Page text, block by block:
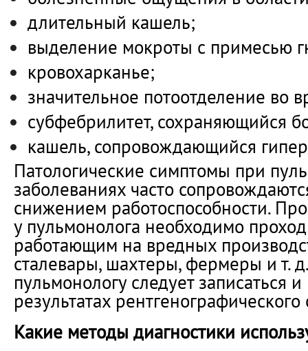
длительный кашель;
выделение мокроты с примесью
кровохарканье;
значительное потоотделение во
субфебрилитет, сохраняющийся
кашель, сопровождающийся
Патологические симптомы при
заболеваниях часто
снижением работоспособности.
у пульмонолога необходимо
работающим на вредных
сталевары, шахтеры, фермеры и т.
пульмонологу следует записаться
результатах
Какие методы диагностики